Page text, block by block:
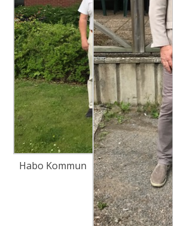
Habo Kommun